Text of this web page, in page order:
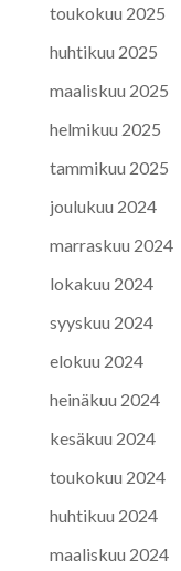
toukokuu 2025
huhtikuu 2025
maaliskuu 2025
helmikuu 2025
tammikuu 2025
joulukuu 2024
marraskuu 2024
lokakuu 2024
syyskuu 2024
elokuu 2024
heinäkuu 2024
kesäkuu 2024
toukokuu 2024
huhtikuu 2024
maaliskuu 2024